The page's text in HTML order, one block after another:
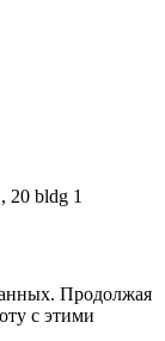
20 bldg 1
Продолжая
с этими